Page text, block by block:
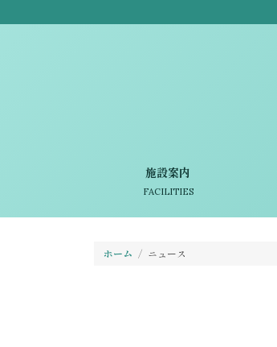
施設案内
FACILITIES
ホーム ニュース